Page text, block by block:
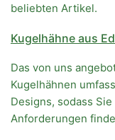
beliebten Artikel.
Kugelhähne aus
Das von uns
Kugelhähnen
Designs, sodass
Anforderungen